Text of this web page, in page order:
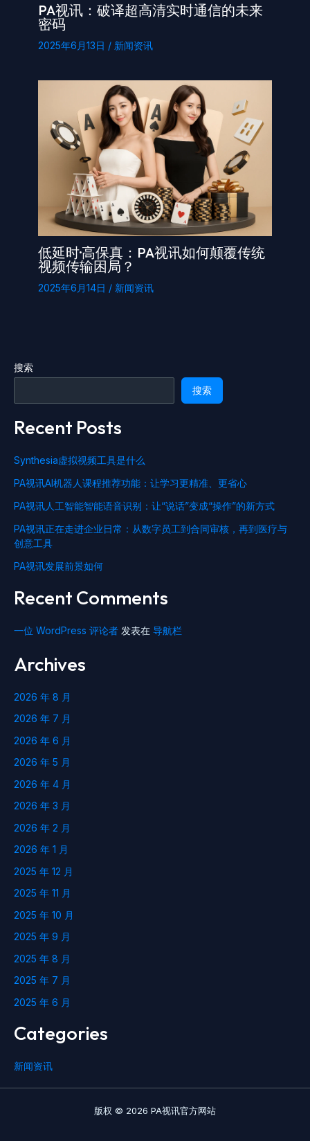
PA视讯：破译超高清实时通信的未来
密码
2025年6月13日 / 新闻资讯
低延时·高保真：PA视讯如何颠覆传统
视频传输困局？
2025年6月14日 / 新闻资讯
搜索
搜索
Recent Posts
Synthesia虚拟视频工具是什么
PA视讯AI机器人课程推荐功能：让学习更精准、更省心
PA视讯人工智能智能语音识别：让“说话”变成“操作”的新方式
PA视讯正在走进企业日常：从数字员工到合同审核，再到医疗与
创意工具
PA视讯发展前景如何
Recent Comments
一位 WordPress 评论者 发表在 导航栏
Archives
2026 年 8 月
2026 年 7 月
2026 年 6 月
2026 年 5 月
2026 年 4 月
2026 年 3 月
2026 年 2 月
2026 年 1 月
2025 年 12 月
2025 年 11 月
2025 年 10 月
2025 年 9 月
2025 年 8 月
2025 年 7 月
2025 年 6 月
Categories
新闻资讯
版权 © 2026 PA视讯官方网站